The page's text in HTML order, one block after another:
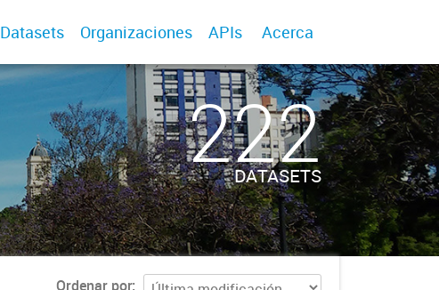
Datasets Organizaciones APIs Acerca
222
DATASETS
Ordenar por